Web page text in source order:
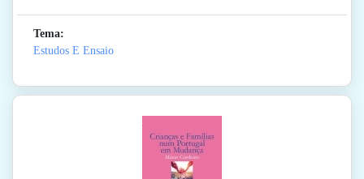
Tema:
Estudos E Ensaio